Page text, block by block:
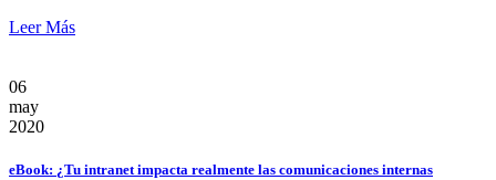
Leer Más
06
may
2020
eBook: ¿Tu intranet impacta realmente las comunicaciones internas